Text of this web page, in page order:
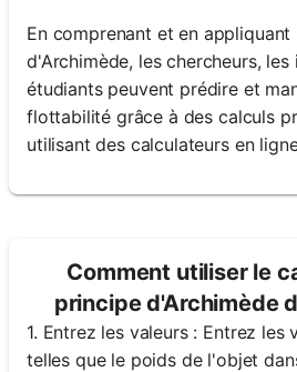
En comprenant et en appliquant
d'Archimède, les chercheurs, les
étudiants peuvent prédire et
flottabilité grâce à des calculs
utilisant des calculateurs en
Comment utiliser le
principe d'Archimède
1. Entrez les valeurs : Entrez les
telles que le poids de l'objet